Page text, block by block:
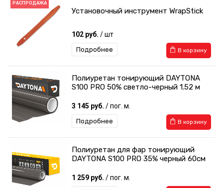
РАСПРОДАЖА
Установочный инструмент WrapStick
102 руб. / шт
В корзину
Подробнее
Полиуретан тонирующий DAYTONA
S100 PRO 50% светло-черный 1.52 м
3 145 руб. / пог. м.
В корзину
Подробнее
Полиуретан для фар тонирующий
DAYTONA S100 PRO 35% черный 60см
1 259 руб. / пог. м.